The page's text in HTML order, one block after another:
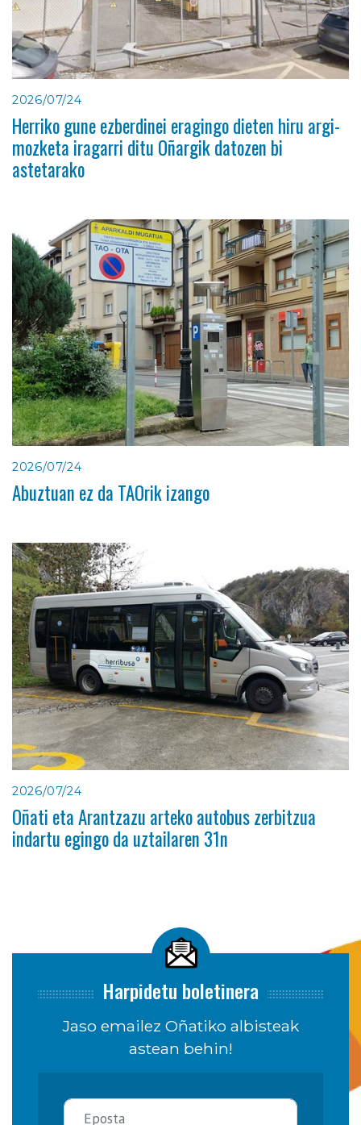
2026/07/24
Herriko gune ezberdinei eragingo dieten hiru argi-
mozketa iragarri ditu Oñargik datozen bi
astetarako
2026/07/24
Abuztuan ez da TAOrik izango
2026/07/24
Oñati eta Arantzazu arteko autobus zerbitzua
indartu egingo da uztailaren 31n
Harpidetu boletinera
Jaso emailez Oñatiko albisteak
astean behin!